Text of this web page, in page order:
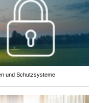
und Schutzsysteme